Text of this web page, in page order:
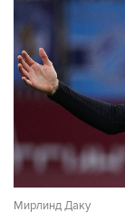
Мирлинд Даку